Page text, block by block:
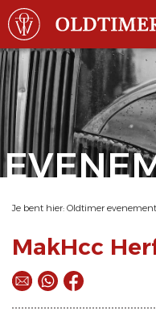
Je bent hier: Oldtimer
MakHcc